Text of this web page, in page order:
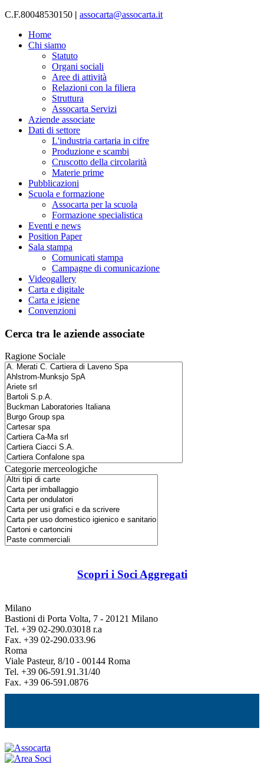
C.F.80048530150 | assocarta@assocarta.it
Home
Chi siamo
Statuto
Organi sociali
Aree di attività
Relazioni con la filiera
Struttura
Assocarta Servizi
Aziende associate
Dati di settore
L'industria cartaria in cifre
Produzione e scambi
Cruscotto della circolarità
Materie prime
Pubblicazioni
Scuola e formazione
Assocarta per la scuola
Formazione specialistica
Eventi e news
Position Paper
Sala stampa
Comunicati stampa
Campagne di comunicazione
Videogallery
Carta e digitale
Carta e igiene
Convenzioni
Cerca tra le aziende associate
Ragione Sociale
Categorie merceologiche
Scopri i Soci Aggregati
Milano
Bastioni di Porta Volta, 7 - 20121 Milano
Tel. +39 02-290.03018 r.a
Fax. +39 02-290.033.96
Roma
Viale Pasteur, 8/10 - 00144 Roma
Tel. +39 06-591.91.31/40
Fax. +39 06-591.0876